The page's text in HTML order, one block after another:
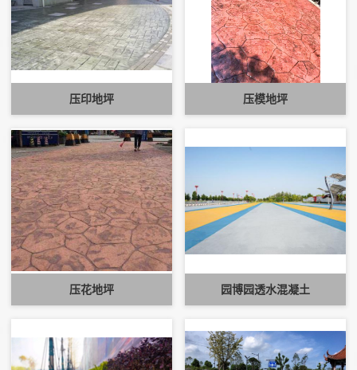
压印地坪 压模地坪
压花地坪 园博园透水混凝土